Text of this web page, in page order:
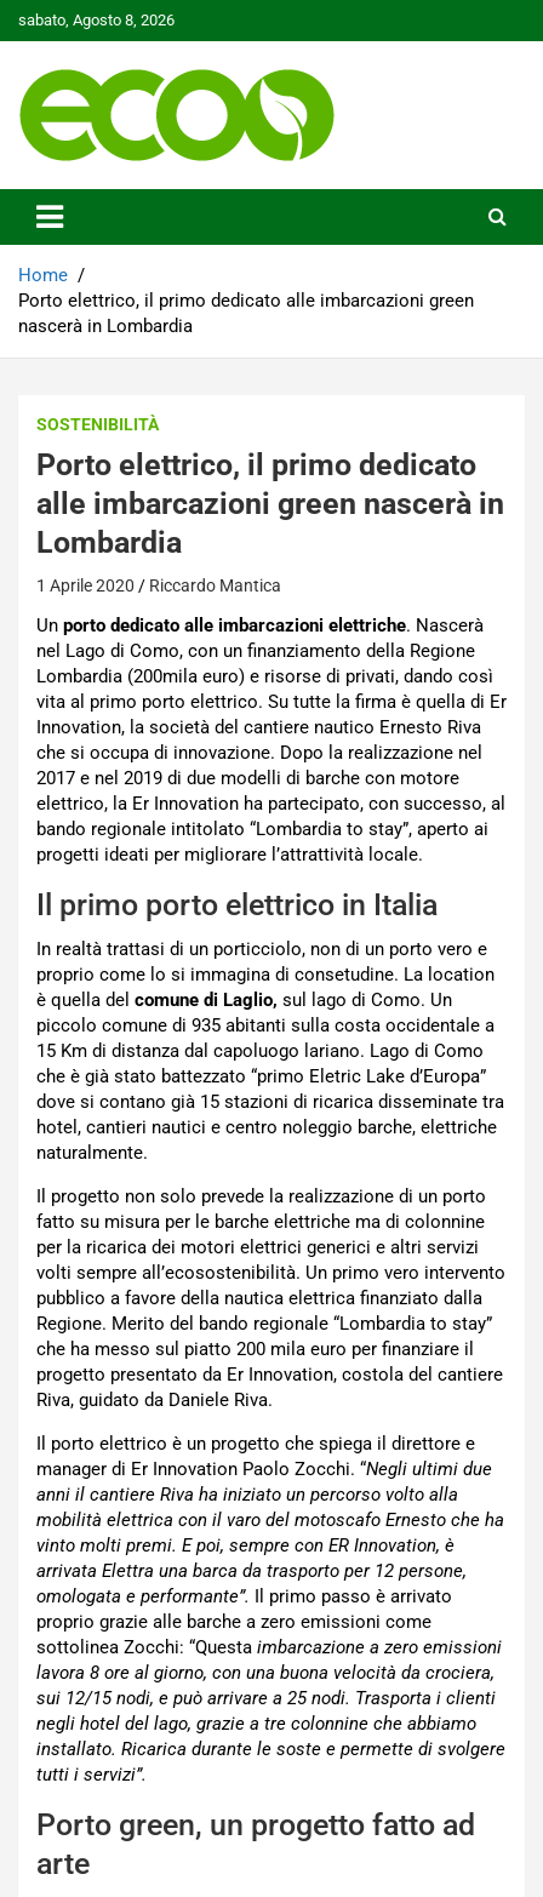
to
sabato, Agosto 8, 2026
Ecoo.it
Home
Porto elettrico, il primo dedicato alle imbarcazioni green
nascerà in Lombardia
SOSTENIBILITÀ
Porto elettrico, il primo dedicato
alle imbarcazioni green nascerà in
Lombardia
1 Aprile 2020 Riccardo Mantica
Un porto dedicato alle imbarcazioni elettriche. Nascerà
nel Lago di Como, con un finanziamento della Regione
Lombardia (200mila euro) e risorse di privati, dando così
vita al primo porto elettrico. Su tutte la firma è quella di Er
Innovation, la società del cantiere nautico Ernesto Riva
che si occupa di innovazione. Dopo la realizzazione nel
2017 e nel 2019 di due modelli di barche con motore
elettrico, la Er Innovation ha partecipato, con successo, al
bando regionale intitolato “Lombardia to stay”, aperto ai
progetti ideati per migliorare l’attrattività locale.
Il primo porto elettrico in Italia
In realtà trattasi di un porticciolo, non di un porto vero e
proprio come lo si immagina di consetudine. La location
è quella del comune di Laglio, sul lago di Como. Un
piccolo comune di 935 abitanti sulla costa occidentale a
15 Km di distanza dal capoluogo lariano. Lago di Como
che è già stato battezzato “primo Eletric Lake d’Europa”
dove si contano già 15 stazioni di ricarica disseminate tra
hotel, cantieri nautici e centro noleggio barche, elettriche
naturalmente.
Il progetto non solo prevede la realizzazione di un porto
fatto su misura per le barche elettriche ma di colonnine
per la ricarica dei motori elettrici generici e altri servizi
volti sempre all’ecosostenibilità. Un primo vero intervento
pubblico a favore della nautica elettrica finanziato dalla
Regione. Merito del bando regionale “Lombardia to stay”
che ha messo sul piatto 200 mila euro per finanziare il
progetto presentato da Er Innovation, costola del cantiere
Riva, guidato da Daniele Riva.
Il porto elettrico è un progetto che spiega il direttore e
manager di Er Innovation Paolo Zocchi. “Negli ultimi due
anni il cantiere Riva ha iniziato un percorso volto alla
mobilità elettrica con il varo del motoscafo Ernesto che ha
vinto molti premi. E poi, sempre con ER Innovation, è
arrivata Elettra una barca da trasporto per 12 persone,
omologata e performante”. Il primo passo è arrivato
proprio grazie alle barche a zero emissioni come
sottolinea Zocchi: “Questa imbarcazione a zero emissioni
lavora 8 ore al giorno, con una buona velocità da crociera,
sui 12/15 nodi, e può arrivare a 25 nodi. Trasporta i clienti
negli hotel del lago, grazie a tre colonnine che abbiamo
installato. Ricarica durante le soste e permette di svolgere
tutti i servizi”.
Porto green, un progetto fatto ad
arte